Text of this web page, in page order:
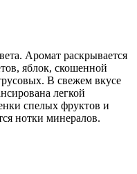
Аромат раскрывается
яблок, скошенной
В свежем вкусе
легкой
спелых фруктов и
нотки минералов.